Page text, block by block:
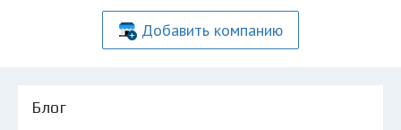
Добавить компанию
Блог